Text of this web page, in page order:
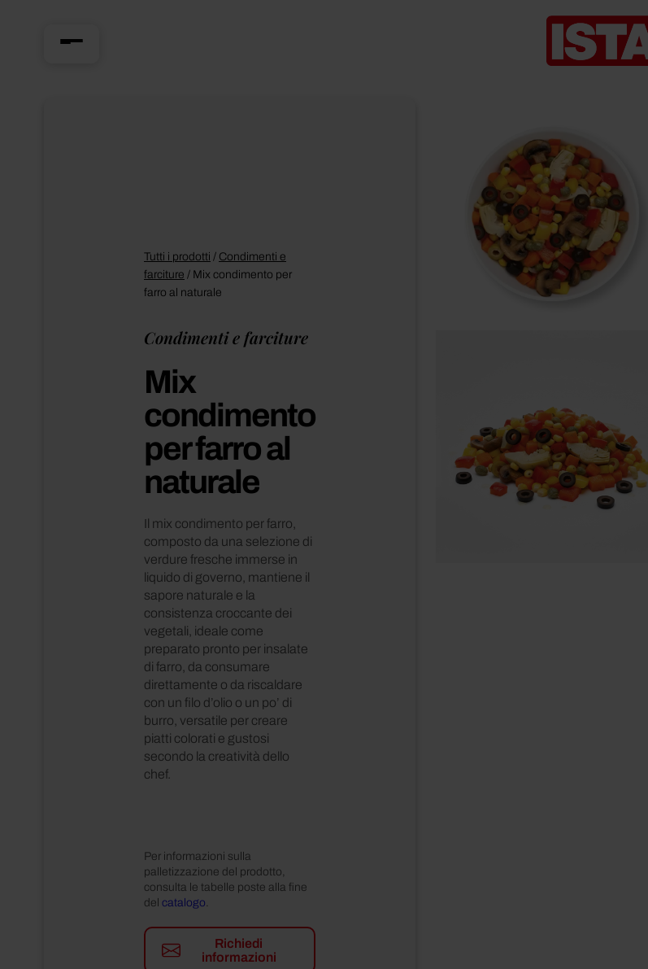
Tutti i prodotti / Condimenti e
farciture / Mix condimento per
farro al naturale
Condimenti e farciture
Mix
condimento
per farro al
naturale
Il mix condimento per farro,
composto da una selezione di
verdure fresche immerse in
liquido di governo, mantiene il
sapore naturale e la
consistenza croccante dei
vegetali, ideale come
preparato pronto per insalate
di farro, da consumare
direttamente o da riscaldare
con un filo d’olio o un po’ di
burro, versatile per creare
piatti colorati e gustosi
secondo la creatività dello
chef.
Per informazioni sulla
palletizzazione del prodotto,
consulta le tabelle poste alla fine
del catalogo
Richiedi
informazioni